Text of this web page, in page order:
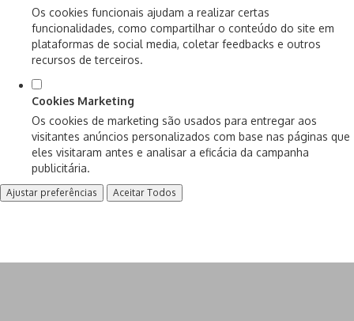
Os cookies funcionais ajudam a realizar certas
funcionalidades, como compartilhar o conteúdo do site em
plataformas de social media, coletar feedbacks e outros
recursos de terceiros.
Cookies Marketing
Os cookies de marketing são usados para entregar aos
visitantes anúncios personalizados com base nas páginas que
eles visitaram antes e analisar a eficácia da campanha
publicitária.
Ajustar preferências Aceitar Todos